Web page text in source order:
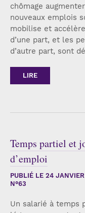
chômage
nouveaux emplois
mobilise et
d’une part, et les
d’autre part, sont
LIRE
Temps partiel et
d’emploi
PUBLIÉ LE 24
N°63
Un salarié à temps